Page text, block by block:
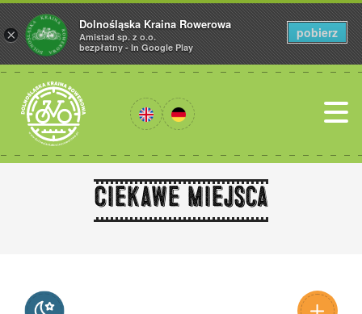
Ciekawe miejsca
×
Dolnośląska Kraina Rowerowa
Amistad sp. z o.o.
bezpłatny - In Google Play
pobierz